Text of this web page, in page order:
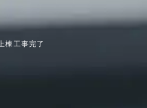
上棟工事完了